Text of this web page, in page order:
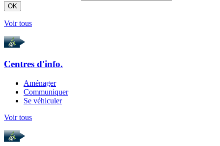
OK
Voir tous
Centres d'info.
Aménager
Communiquer
Se véhiculer
Voir tous